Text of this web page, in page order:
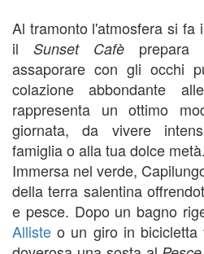
Al tramonto l'atmosfera si fa
il Sunset Cafè prepara
assaporare con gli occhi
colazione abbondante
rappresenta un ottimo
giornata, da vivere
famiglia o alla tua dolce metà.
Immersa nel verde,
della terra salentina
e pesce. Dopo un bagno
Alliste o un giro in bicicletta